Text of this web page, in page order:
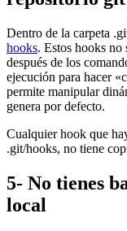
Dentro de la carpeta
hooks. Estos hooks no
después de los
ejecución para hacer
permite manipular
genera por defecto.
Cualquier hook que
.git/hooks, no tiene
5- No tienes
local